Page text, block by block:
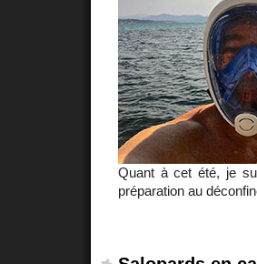
Quant à cet été, je
préparation au